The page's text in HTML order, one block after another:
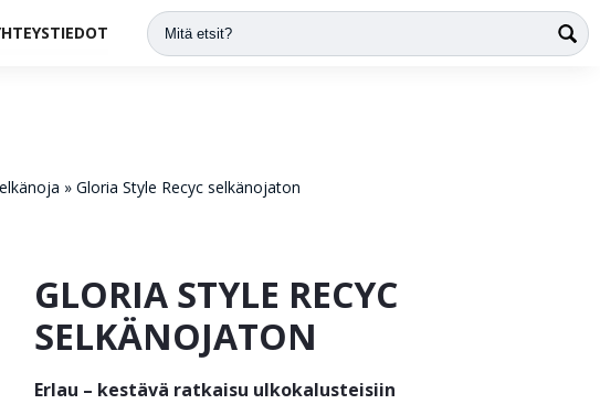
» Gloria Style Recyc selkänojaton
GLORIA STYLE RECYC
SELKÄNOJATON
Erlau – kestävä ratkaisu ulkokalusteisiin